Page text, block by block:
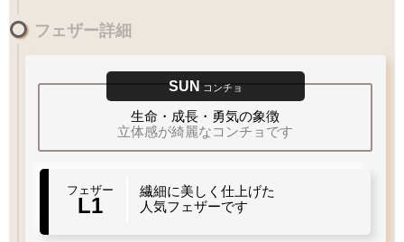
60
当店標準
太目
細目
ペンダントの状態でお届け致します
1枚フェザー
ペンダント
フェザーもチェーンも選びたい
お好みのフェザーを1枚お選び下さい
Wフェザー
ペンダント
ペンダントに
フェザーをプラス
フェザー詳細
SUN コンチョ
生命・成長・勇気の象徴
立体感が綺麗なコンチョです
フェザー
L1
繊細に美しく仕上げた
人気フェザーです